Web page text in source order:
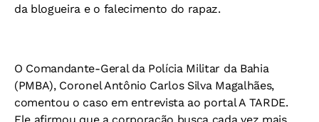
da blogueira e o falecimento do rapaz.
O Comandante-Geral da Polícia Militar da Bahia
(PMBA), Coronel Antônio Carlos Silva Magalhães,
comentou o caso em entrevista ao portal A TARDE.